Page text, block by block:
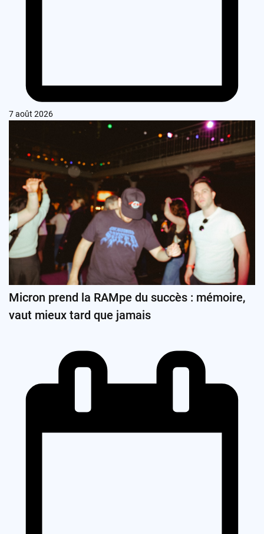
7 août 2026
Micron prend la RAMpe du succès : mémoire,
vaut mieux tard que jamais